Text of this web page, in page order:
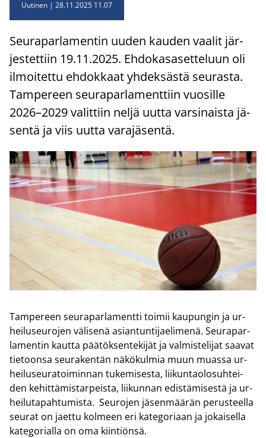
Uutinen 28.11.2025 11.07
Seu­ra­par­la­men­tin uuden kau­den vaa­lit jär­
jes­tet­tiin 19.11.2025. Eh­do­kas­a­set­te­luun oli
il­moi­tet­tu eh­dok­kaat yh­dek­säs­tä seu­ras­ta.
Tam­pe­reen seu­ra­par­la­ment­tiin vuo­sil­le
2026–2029 va­lit­tiin neljä uutta var­si­nais­ta jä­
sen­tä ja viis uutta va­ra­jä­sen­tä.
Tam­pe­reen seu­ra­par­la­ment­ti toi­mii kau­pun­gin ja ur­
hei­luseu­ro­jen vä­li­se­nä asian­tun­ti­jae­li­me­nä. Seu­ra­par­
la­men­tin kaut­ta pää­tök­sen­te­ki­jät ja val­mis­te­li­jat saa­vat
tie­toon­sa seu­ra­ken­tän nä­kö­kul­mia muun muas­sa ur­
hei­luseu­ra­toi­min­nan tu­ke­mi­ses­ta, lii­kun­tao­lo­suh­tei­
den ke­hit­tä­mis­tar­peis­ta, lii­kun­nan edis­tä­mi­ses­tä ja ur­
hei­lu­ta­pah­tu­mis­ta. Seu­ro­jen jä­sen­mää­rän pe­rus­teel­la
seu­rat on jaet­tu kol­meen eri ka­te­go­ri­aan ja jo­kai­sel­la
ka­te­go­rial­la on oma kiin­tiön­sä.